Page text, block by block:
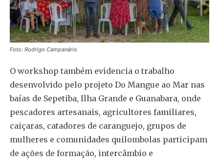
Foto: Rodrigo Campanário
O workshop também evidencia o trabalho
desenvolvido pelo projeto Do Mangue ao Mar nas
baías de Sepetiba, Ilha Grande e Guanabara, onde
pescadores artesanais, agricultores familiares,
caiçaras, catadores de caranguejo, grupos de
mulheres e comunidades quilombolas participam
de ações de formação, intercâmbio e